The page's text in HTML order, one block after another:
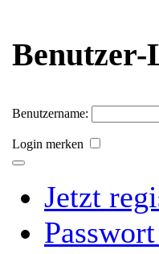
Benutzer-
Benutzername:
Login merken
Jetzt